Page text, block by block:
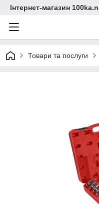
Інтернет-магазин
Товари та послуги